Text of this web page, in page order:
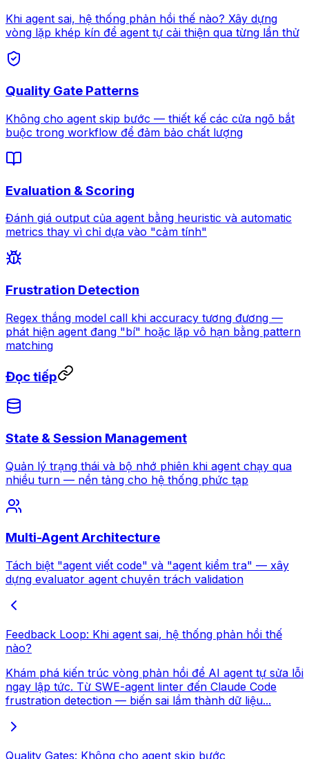
Khi agent sai, hệ thống phản hồi thế nào? Xây dựng
vòng lặp khép kín để agent tự cải thiện qua từng lần thử
Quality Gate Patterns
Không cho agent skip bước — thiết kế các cửa ngõ bắt
buộc trong workflow để đảm bảo chất lượng
Evaluation & Scoring
Đánh giá output của agent bằng heuristic và automatic
metrics thay vì chỉ dựa vào "cảm tính"
Frustration Detection
Regex thắng model call khi accuracy tương đương —
phát hiện agent đang "bí" hoặc lặp vô hạn bằng pattern
matching
Đọc tiếp
State & Session Management
Quản lý trạng thái và bộ nhớ phiên khi agent chạy qua
nhiều turn — nền tảng cho hệ thống phức tạp
Multi-Agent Architecture
Tách biệt "agent viết code" và "agent kiểm tra" — xây
dựng evaluator agent chuyên trách validation
Feedback Loop: Khi agent sai, hệ thống phản hồi thế
nào?
Khám phá kiến trúc vòng phản hồi để AI agent tự sửa lỗi
ngay lập tức. Từ SWE-agent linter đến Claude Code
frustration detection — biến sai lầm thành dữ liệu...
Quality Gates: Không cho agent skip bước